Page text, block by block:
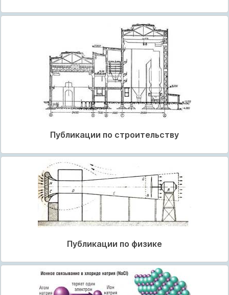
Публикации по строительству
Публикации по физике